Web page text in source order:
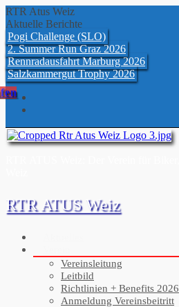
Skip
to
content
RTR Atus Weiz
Aktuelle Berichte
Pogi Challenge (SLO)
2. Summer Run Graz 2026
Rennradausfahrt Marburg 2026
Salzkammergut Trophy 2026
RTR ATUS Weiz
Vereinsleitung
Leitbild
Richtlinien + Benefits 2026
Anmeldung Vereinsbeitritt